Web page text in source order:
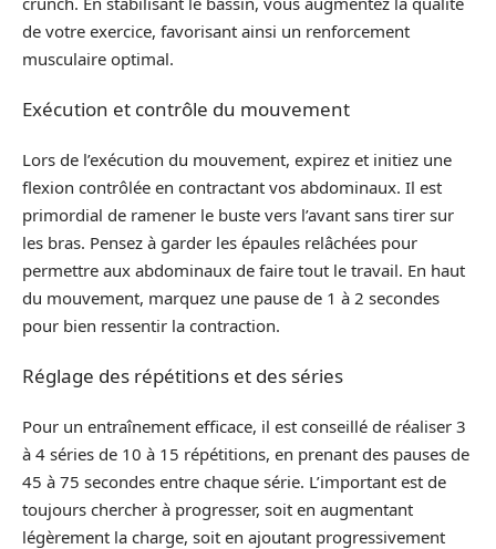
de votre exercice, favorisant ainsi un renforcement
musculaire optimal.
Exécution et contrôle du mouvement
Lors de l’exécution du mouvement, expirez et initiez une
flexion contrôlée en contractant vos abdominaux. Il est
primordial de ramener le buste vers l’avant sans tirer sur
les bras. Pensez à garder les épaules relâchées pour
permettre aux abdominaux de faire tout le travail. En haut
du mouvement, marquez une pause de 1 à 2 secondes
pour bien ressentir la contraction.
Réglage des répétitions et des séries
Pour un entraînement efficace, il est conseillé de réaliser 3
à 4 séries de 10 à 15 répétitions, en prenant des pauses de
45 à 75 secondes entre chaque série. L’important est de
toujours chercher à progresser, soit en augmentant
légèrement la charge, soit en ajoutant progressivement